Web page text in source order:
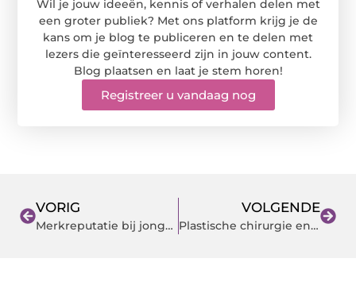
Wil je jouw ideeën, kennis of verhalen delen met
een groter publiek? Met ons platform krijg je de
kans om je blog te publiceren en te delen met
lezers die geïnteresseerd zijn in jouw content.
Blog plaatsen en laat je stem horen!
Registreer u vandaag nog
VORIG
Merkreputatie bij jongeren
VOLGENDE
Plastische chirurgie en de wet